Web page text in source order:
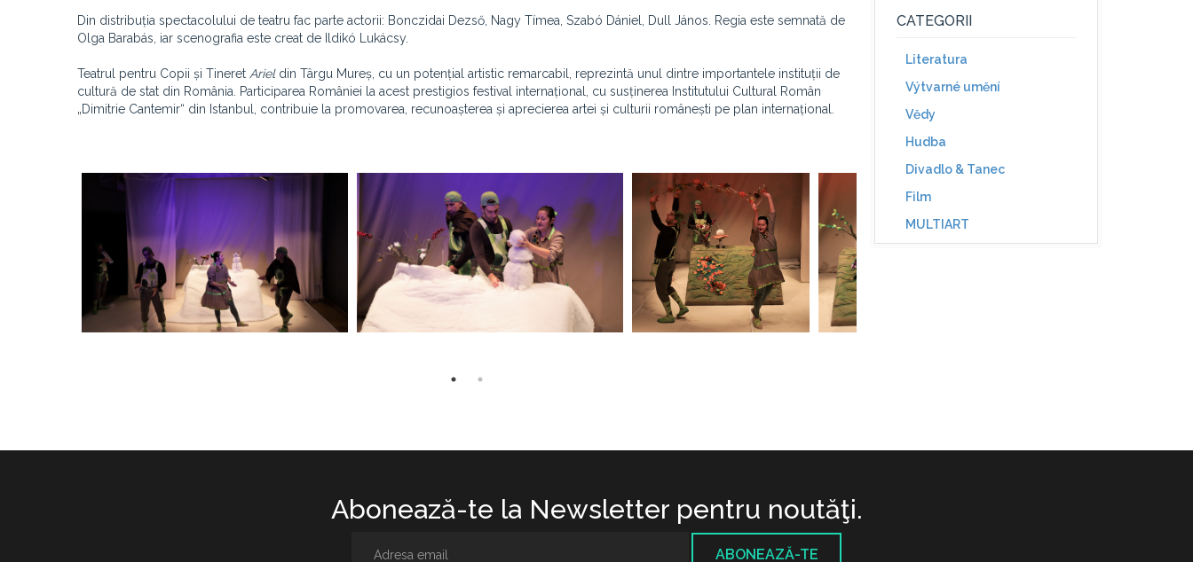
Din distribuția spectacolului de teatru fac parte actorii: Bonczidai Dezső, Nagy Tímea, Szabó Dániel, Dull János. Regia este semnată de
Olga Barabás, iar scenografia este creat de Ildikó Lukácsy.
Teatrul pentru Copii și Tineret Ariel din Târgu Mureș, cu un potențial artistic remarcabil, reprezintă unul dintre importantele instituții de
cultură de stat din România. Participarea României la acest prestigios festival internațional, cu susținerea Institutului Cultural Român
„Dimitrie Cantemir“ din Istanbul, contribuie la promovarea, recunoașterea și aprecierea artei și culturii românești pe plan internațional.
CATEGORII
Literatura
Výtvarné umění
Vědy
Hudba
Divadlo & Tanec
Film
MULTIART
Abonează-te la Newsletter pentru noutăţi.
ABONEAZĂ-TE